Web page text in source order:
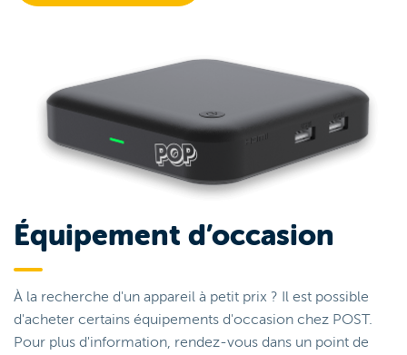
Équipement d’occasion
À la recherche d'un appareil à petit prix ? Il est possible
d'acheter certains équipements d'occasion chez POST.
Pour plus d'information, rendez-vous dans un point de